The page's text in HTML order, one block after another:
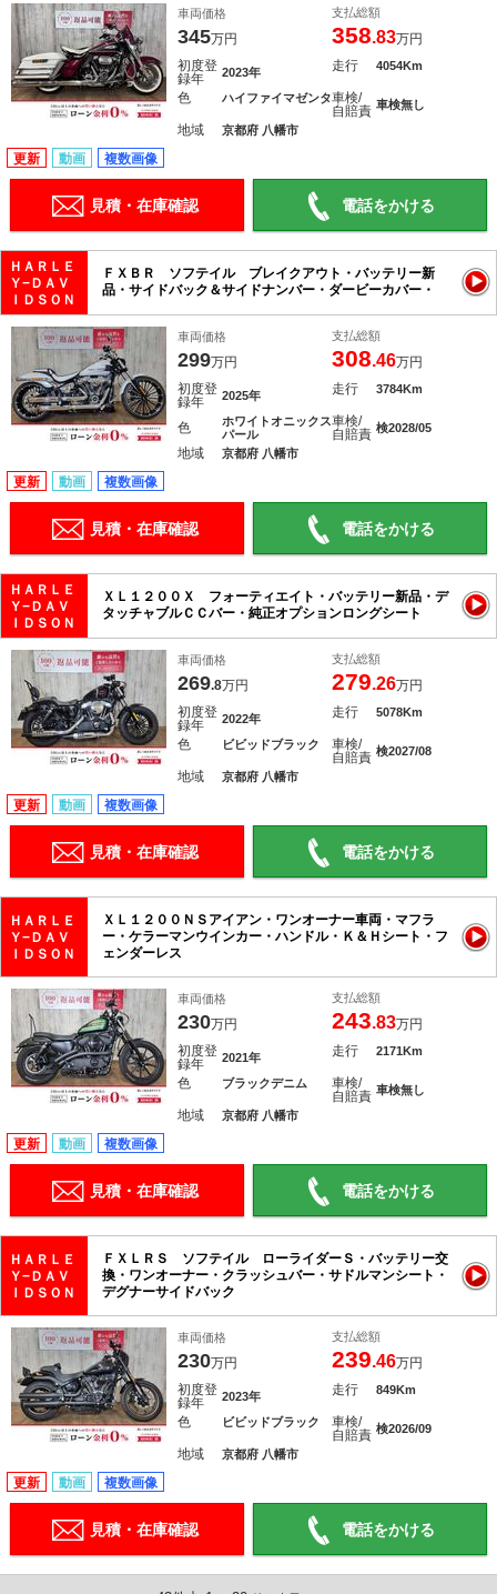
車両価格
345万円
支払総額
358.83万円
初度登
録年
2023年 走行 4054Km
色 ハイファイマゼンタ車検/
自賠責 車検無し
地域 京都府 八幡市
更新 動画 複数画像
見積・在庫確認 電話をかける
ＨＡＲＬＥ
Ｙ−ＤＡＶ
ＩＤＳＯＮ
ＦＸＢＲ ソフテイル ブレイクアウト・バッテリー新
品・サイドバック＆サイドナンバー・ダービーカバー・
車両価格
299万円
支払総額
308.46万円
初度登
録年
2025年 走行 3784Km
色
ホワイトオニックス
パール
車検/
自賠責 検2028/05
地域 京都府 八幡市
更新 動画 複数画像
見積・在庫確認 電話をかける
ＨＡＲＬＥ
Ｙ−ＤＡＶ
ＩＤＳＯＮ
ＸＬ１２００Ｘ フォーティエイト・バッテリー新品・デ
タッチャブルＣＣバー・純正オプションロングシート
車両価格
269.8万円
支払総額
279.26万円
初度登
録年
2022年 走行 5078Km
色 ビビッドブラック
車検/
自賠責 検2027/08
地域 京都府 八幡市
更新 動画 複数画像
見積・在庫確認 電話をかける
ＨＡＲＬＥ
Ｙ−ＤＡＶ
ＩＤＳＯＮ
ＸＬ１２００ＮＳアイアン・ワンオーナー車両・マフラ
ー・ケラーマンウインカー・ハンドル・Ｋ＆Ｈシート・フ
ェンダーレス
車両価格
230万円
支払総額
243.83万円
初度登
録年
2021年 走行 2171Km
色 ブラックデニム
車検/
自賠責 車検無し
地域 京都府 八幡市
更新 動画 複数画像
見積・在庫確認 電話をかける
ＨＡＲＬＥ
Ｙ−ＤＡＶ
ＩＤＳＯＮ
ＦＸＬＲＳ ソフテイル ローライダーＳ・バッテリー交
換・ワンオーナー・クラッシュバー・サドルマンシート・
デグナーサイドバック
車両価格
230万円
支払総額
239.46万円
初度登
録年
2023年 走行 849Km
色 ビビッドブラック
車検/
自賠責 検2026/09
地域 京都府 八幡市
更新 動画 複数画像
見積・在庫確認 電話をかける